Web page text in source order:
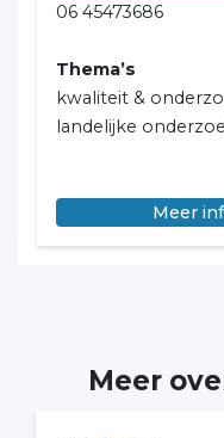
06 45473686
Thema’s
kwaliteit &
landelijke
Meer
Meer